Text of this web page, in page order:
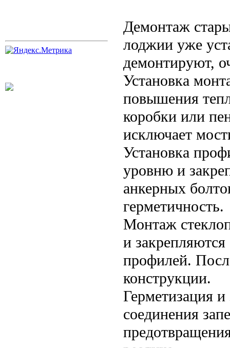
Демонтаж
лоджии уже
демонтируют,
Установка
повышения
коробки или
исключает
Установка
уровню и
анкерных
герметичность.
Монтаж
и
профилей.
конструкции.
Герметизация
соединения